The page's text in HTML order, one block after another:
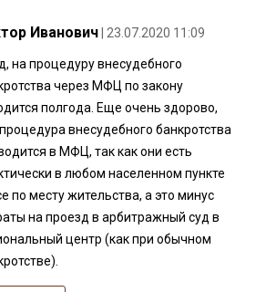
Иванович | 23.07.2020 11:09
на процедуру внесудебного
через МФЦ по закону
полгода. Еще очень здорово,
внесудебного банкротства
в МФЦ, так как они есть
в любом населенном пункте
по месту жительства, а это минус
на проезд в арбитражный суд в
центр (как при обычном